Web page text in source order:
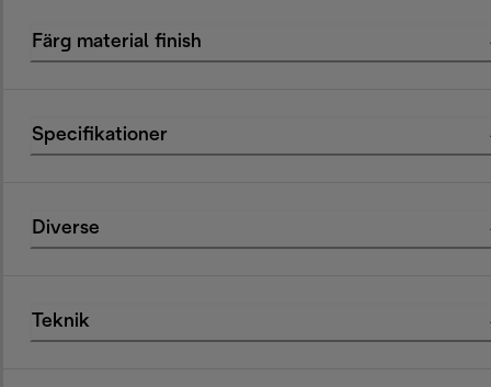
Färg material finish
Specifikationer
Diverse
Teknik